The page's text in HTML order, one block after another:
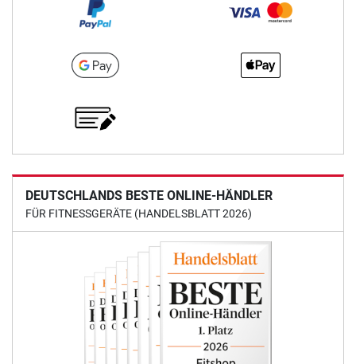
DEUTSCHLANDS BESTE ONLINE-HÄNDLER
FÜR FITNESSGERÄTE (HANDELSBLATT 2026)